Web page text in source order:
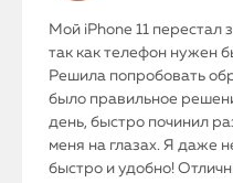
Мой iPhone 11 перестал
так как телефон нужен
Решила попробовать
было правильное
день, быстро починил
меня на глазах. Я даже
быстро и удобно!